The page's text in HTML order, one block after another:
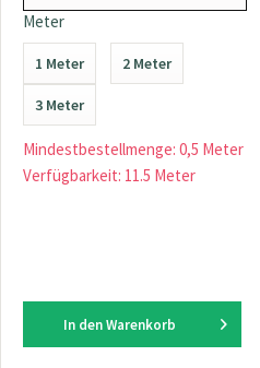
Meter
1 Meter 2 Meter
3 Meter
Mindestbestellmenge: 0,5 Meter
Verfügbarkeit: 11.5 Meter
In den Warenkorb